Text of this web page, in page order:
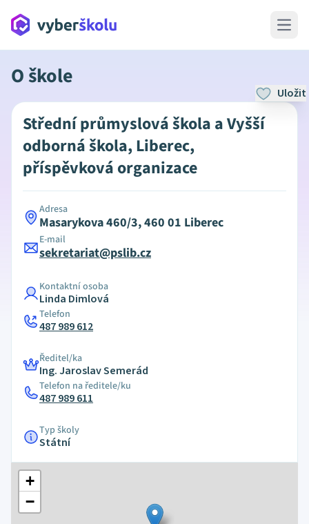
Open
O škole
Uložit
Střední průmyslová škola a Vyšší
odborná škola, Liberec,
příspěvková organizace
Adresa
Masarykova 460/3, 460 01 Liberec
E-mail
sekretariat@pslib.cz
Kontaktní osoba
Linda Dimlová
Telefon
487 989 612
Ředitel/ka
Ing. Jaroslav Semerád
Telefon na ředitele/ku
487 989 611
Typ školy
Státní
+
−